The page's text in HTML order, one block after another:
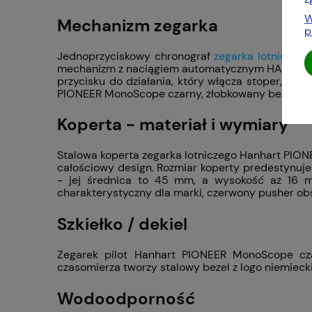
Mechanizm zegarka
Jednoprzyciskowy chronografzegarka lotniczego
mechanizm z naciągiem automatycznym
przycisku do działania, który włącza stoper,
PIONEER MonoScope czarny, żłobkowany bezel
Koperta - materiał i wymiary
Stalowa koperta zegarka lotniczego Hanhart
całościowy design. Rozmiar koperty
- jej średnica to 45 mm, a wysokość aż 16
charakterystyczny dla marki, czerwony pusher
Szkiełko / dekiel
Zegarek pilot Hanhart PIONEER MonoScope
czasomierza tworzy stalowy bezel z logo
Wodoodporność